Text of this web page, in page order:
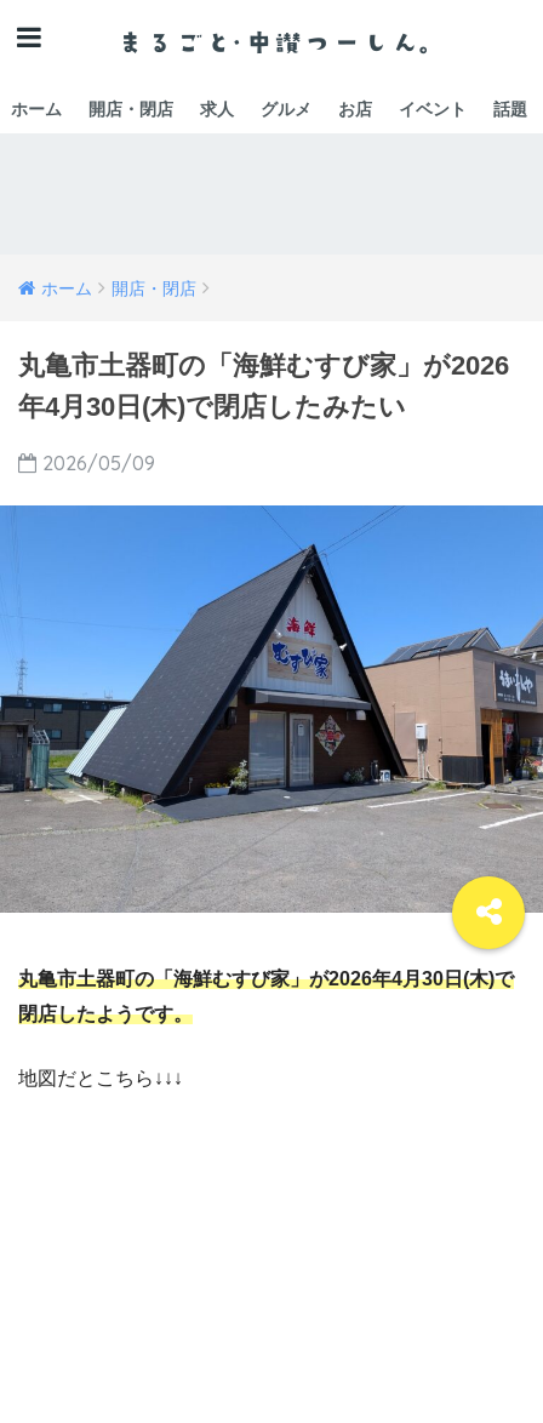
ホーム 開店・閉店 求人 グルメ お店 イベント 話題
ホーム 開店・閉店
丸亀市土器町の「海鮮むすび家」が2026
年4月30日(木)で閉店したみたい
2026/05/09
丸亀市土器町の「海鮮むすび家」が2026年4月30日(木)で
閉店したようです。
地図だとこちら↓↓↓